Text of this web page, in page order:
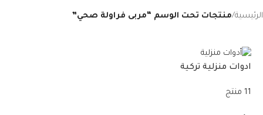
الرئيسية/منتجات تحت الوسم “مربى فراولة صحي”
ادوات منزلية تركية
11 منتج